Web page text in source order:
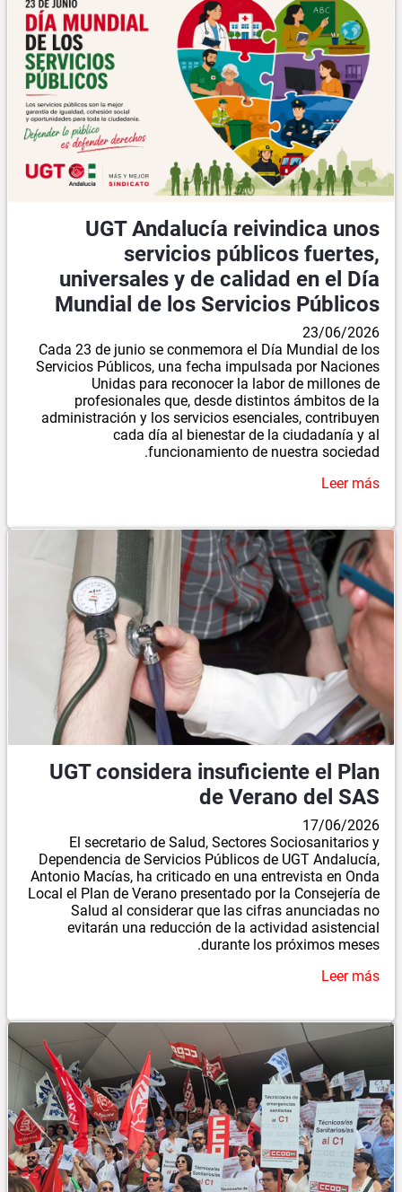
UGT Andalucía reivindica unos
servicios públicos fuertes,
universales y de calidad en el Día
Mundial de los Servicios Públicos
23/06/2026
Cada 23 de junio se conmemora el Día Mundial de los
Servicios Públicos, una fecha impulsada por Naciones
Unidas para reconocer la labor de millones de
profesionales que, desde distintos ámbitos de la
administración y los servicios esenciales, contribuyen
cada día al bienestar de la ciudadanía y al
funcionamiento de nuestra sociedad.
Leer más
UGT considera insuficiente el Plan
de Verano del SAS
17/06/2026
El secretario de Salud, Sectores Sociosanitarios y
Dependencia de Servicios Públicos de UGT Andalucía,
Antonio Macías, ha criticado en una entrevista en Onda
Local el Plan de Verano presentado por la Consejería de
Salud al considerar que las cifras anunciadas no
evitarán una reducción de la actividad asistencial
durante los próximos meses.
Leer más